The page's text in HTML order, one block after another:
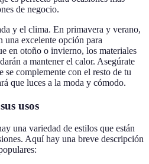
de negocio.
y el clima. En primavera y verano,
una excelente opción para
en otoño o invierno, los materiales
a mantener el calor. Asegúrate
complemente con el resto de tu
que luces a la moda y cómodo.
usos
una variedad de estilos que están
Aquí hay una breve descripción